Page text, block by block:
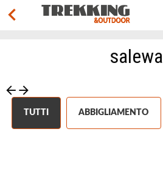
salewa
TUTTI ABBIGLIAMENTO